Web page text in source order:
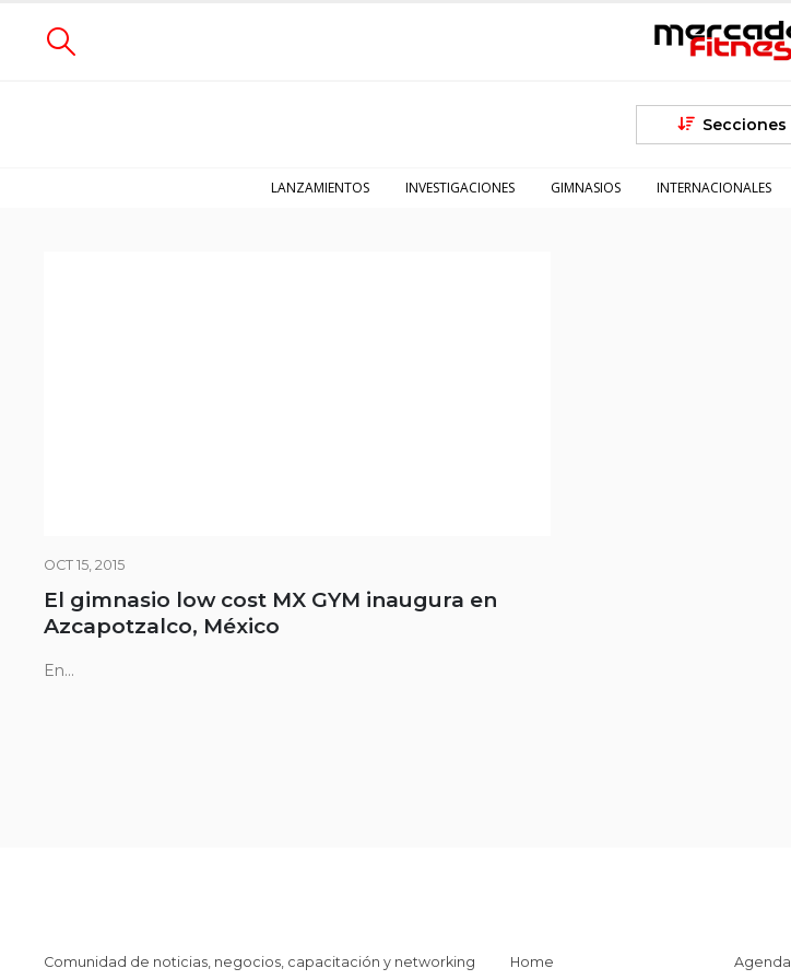
Secciones
LANZAMIENTOS INVESTIGACIONES GIMNASIOS INTERNACIONALES
OCT 15, 2015
El gimnasio low cost MX GYM inaugura en
Azcapotzalco, México
En...
Comunidad de noticias, negocios, capacitación y networking Home Agenda